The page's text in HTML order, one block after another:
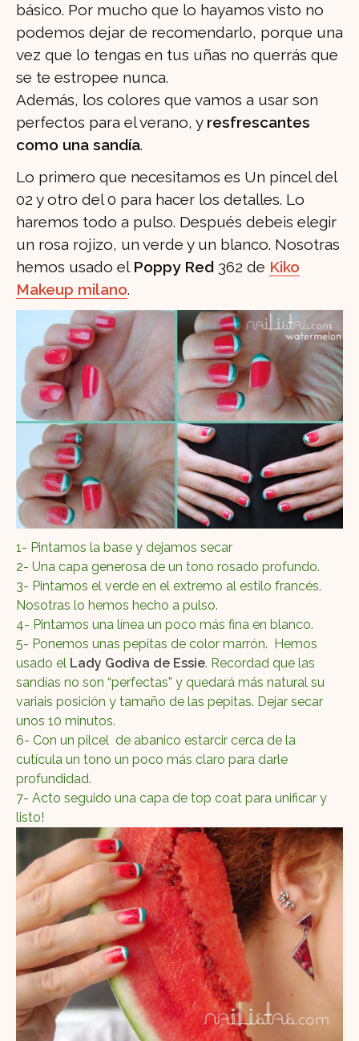
básico. Por mucho que lo hayamos visto no
podemos dejar de recomendarlo, porque una
vez que lo tengas en tus uñas no querrás que
se te estropee nunca.
Además, los colores que vamos a usar son
perfectos para el verano, y resfrescantes
como una sandía.
Lo primero que necesitamos es Un pincel del
02 y otro del 0 para hacer los detalles. Lo
haremos todo a pulso. Después debeis elegir
un rosa rojizo, un verde y un blanco. Nosotras
hemos usado el Poppy Red 362 de Kiko
Makeup milano.
1- Pintamos la base y dejamos secar
2- Una capa generosa de un tono rosado profundo.
3- Pintamos el verde en el extremo al estilo francés.
Nosotras lo hemos hecho a pulso.
4- Pintamos una línea un poco más fina en blanco.
5- Ponemos unas pepitas de color marrón. Hemos
usado el Lady Godiva de Essie. Recordad que las
sandías no son “perfectas” y quedará más natural su
variais posición y tamaño de las pepitas. Dejar secar
unos 10 minutos.
6- Con un pilcel de abanico estarcir cerca de la
cutícula un tono un poco más claro para darle
profundidad.
7- Acto seguido una capa de top coat para unificar y
listo!